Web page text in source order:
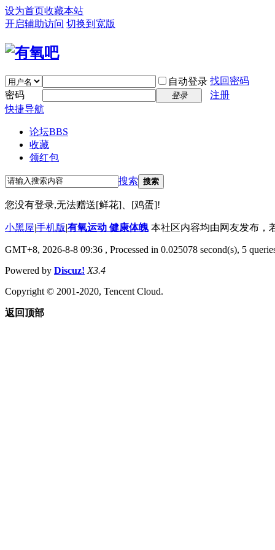
设为首页收藏本站
开启辅助访问 切换到宽版
自动登录 找回密码
密码
登录
注册
快捷导航
论坛BBS
收藏
领红包
搜索 搜索
您没有登录,无法赠送[鲜花]、[鸡蛋]!
小黑屋|手机版|有氧运动 健康体魄本社区内容均由网友发布，
GMT+8, 2026-8-8 09:36 , Processed in 0.025078 second(s), 5
Powered by Discuz! X3.4
Copyright © 2001-2020, Tencent Cloud.
返回顶部